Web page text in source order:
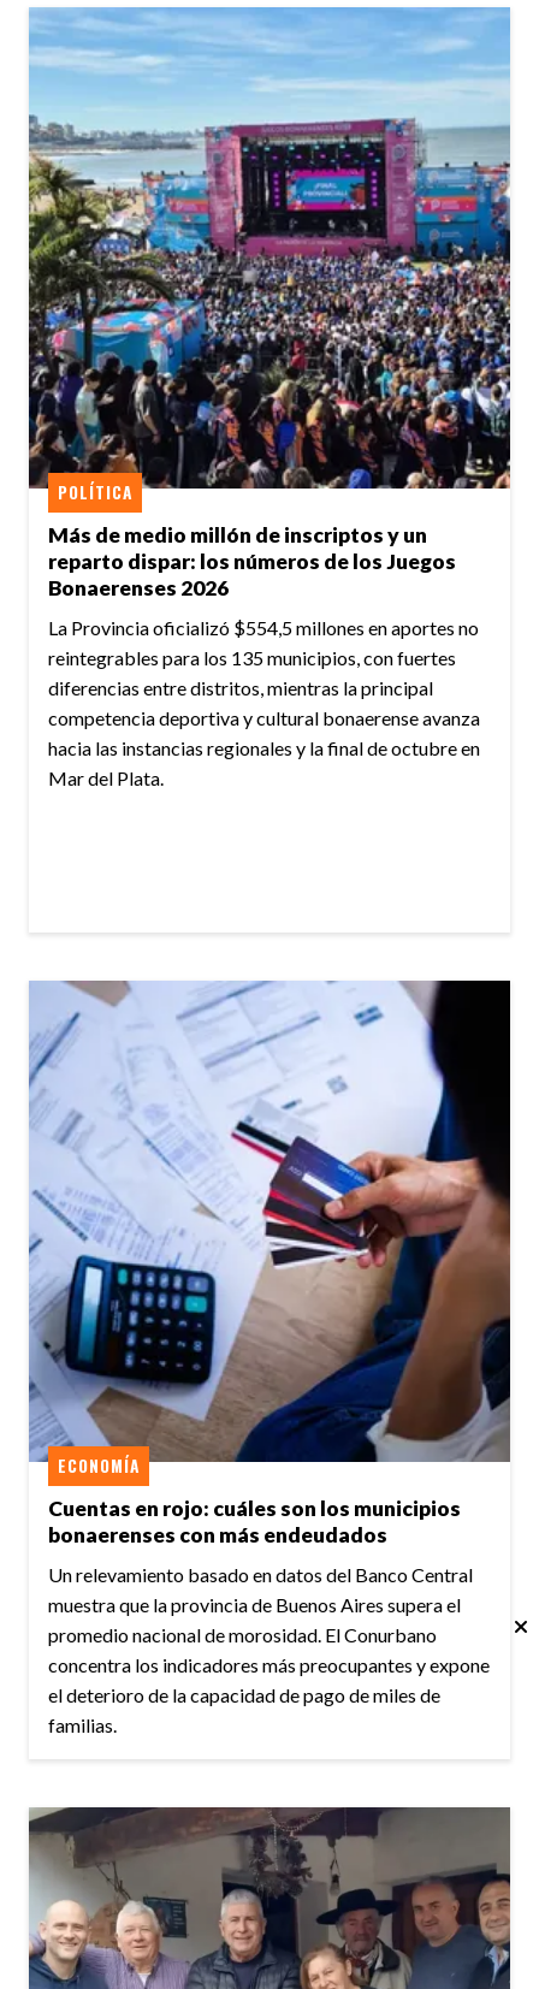
Más de medio millón de inscriptos y un
reparto dispar: los números de los Juegos
Bonaerenses 2026
POLÍTICA
La Provincia oficializó $554,5 millones en aportes no
reintegrables para los 135 municipios, con fuertes
diferencias entre distritos, mientras la principal
competencia deportiva y cultural bonaerense avanza
hacia las instancias regionales y la final de octubre en
Mar del Plata.
Cuentas en rojo: cuáles son los municipios
bonaerenses con más endeudados
ECONOMÍA
Un relevamiento basado en datos del Banco Central
muestra que la provincia de Buenos Aires supera el
promedio nacional de morosidad. El Conurbano
concentra los indicadores más preocupantes y expone
el deterioro de la capacidad de pago de miles de
familias.